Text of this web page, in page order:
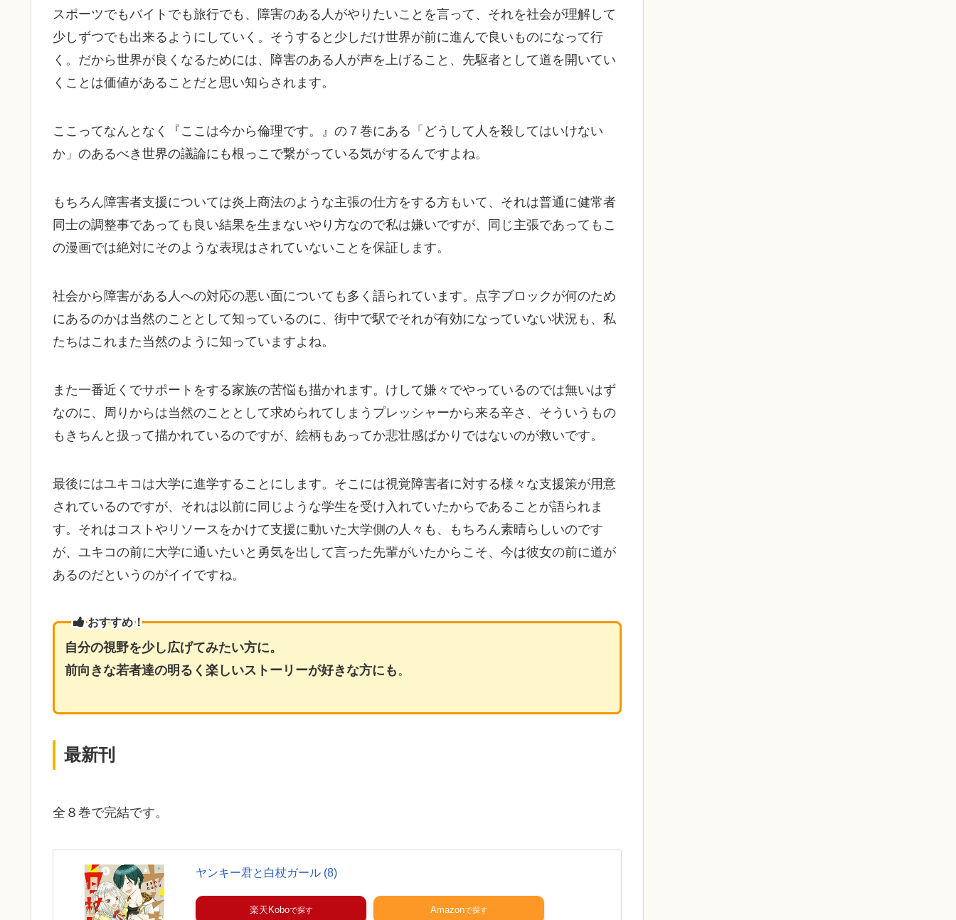
スポーツでもバイトでも旅行でも、障害のある人がやりたいことを言って、それを社会が理解して
少しずつでも出来るようにしていく。そうすると少しだけ世界が前に進んで良いものになって行
く。だから世界が良くなるためには、障害のある人が声を上げること、先駆者として道を開いてい
くことは価値があることだと思い知らされます。
ここってなんとなく『ここは今から倫理です。』の７巻にある「どうして人を殺してはいけない
か」のあるべき世界の議論にも根っこで繋がっている気がするんですよね。
もちろん障害者支援については炎上商法のような主張の仕方をする方もいて、それは普通に健常者
同士の調整事であっても良い結果を生まないやり方なので私は嫌いですが、同じ主張であってもこ
の漫画では絶対にそのような表現はされていないことを保証します。
社会から障害がある人への対応の悪い面についても多く語られています。点字ブロックが何のため
にあるのかは当然のこととして知っているのに、街中で駅でそれが有効になっていない状況も、私
たちはこれまた当然のように知っていますよね。
また一番近くでサポートをする家族の苦悩も描かれます。けして嫌々でやっているのでは無いはず
なのに、周りからは当然のこととして求められてしまうプレッシャーから来る辛さ、そういうもの
もきちんと扱って描かれているのですが、絵柄もあってか悲壮感ばかりではないのが救いです。
最後にはユキコは大学に進学することにします。そこには視覚障害者に対する様々な支援策が用意
されているのですが、それは以前に同じような学生を受け入れていたからであることが語られま
す。それはコストやリソースをかけて支援に動いた大学側の人々も、もちろん素晴らしいのです
が、ユキコの前に大学に通いたいと勇気を出して言った先輩がいたからこそ、今は彼女の前に道が
あるのだというのがイイですね。
おすすめ！
自分の視野を少し広げてみたい方に。
前向きな若者達の明るく楽しいストーリーが好きな方にも。
最新刊
全８巻で完結です。
ヤンキー君と白杖ガール (8)
楽天Kobo Amazon